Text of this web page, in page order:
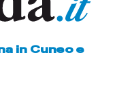
in Cuneo e